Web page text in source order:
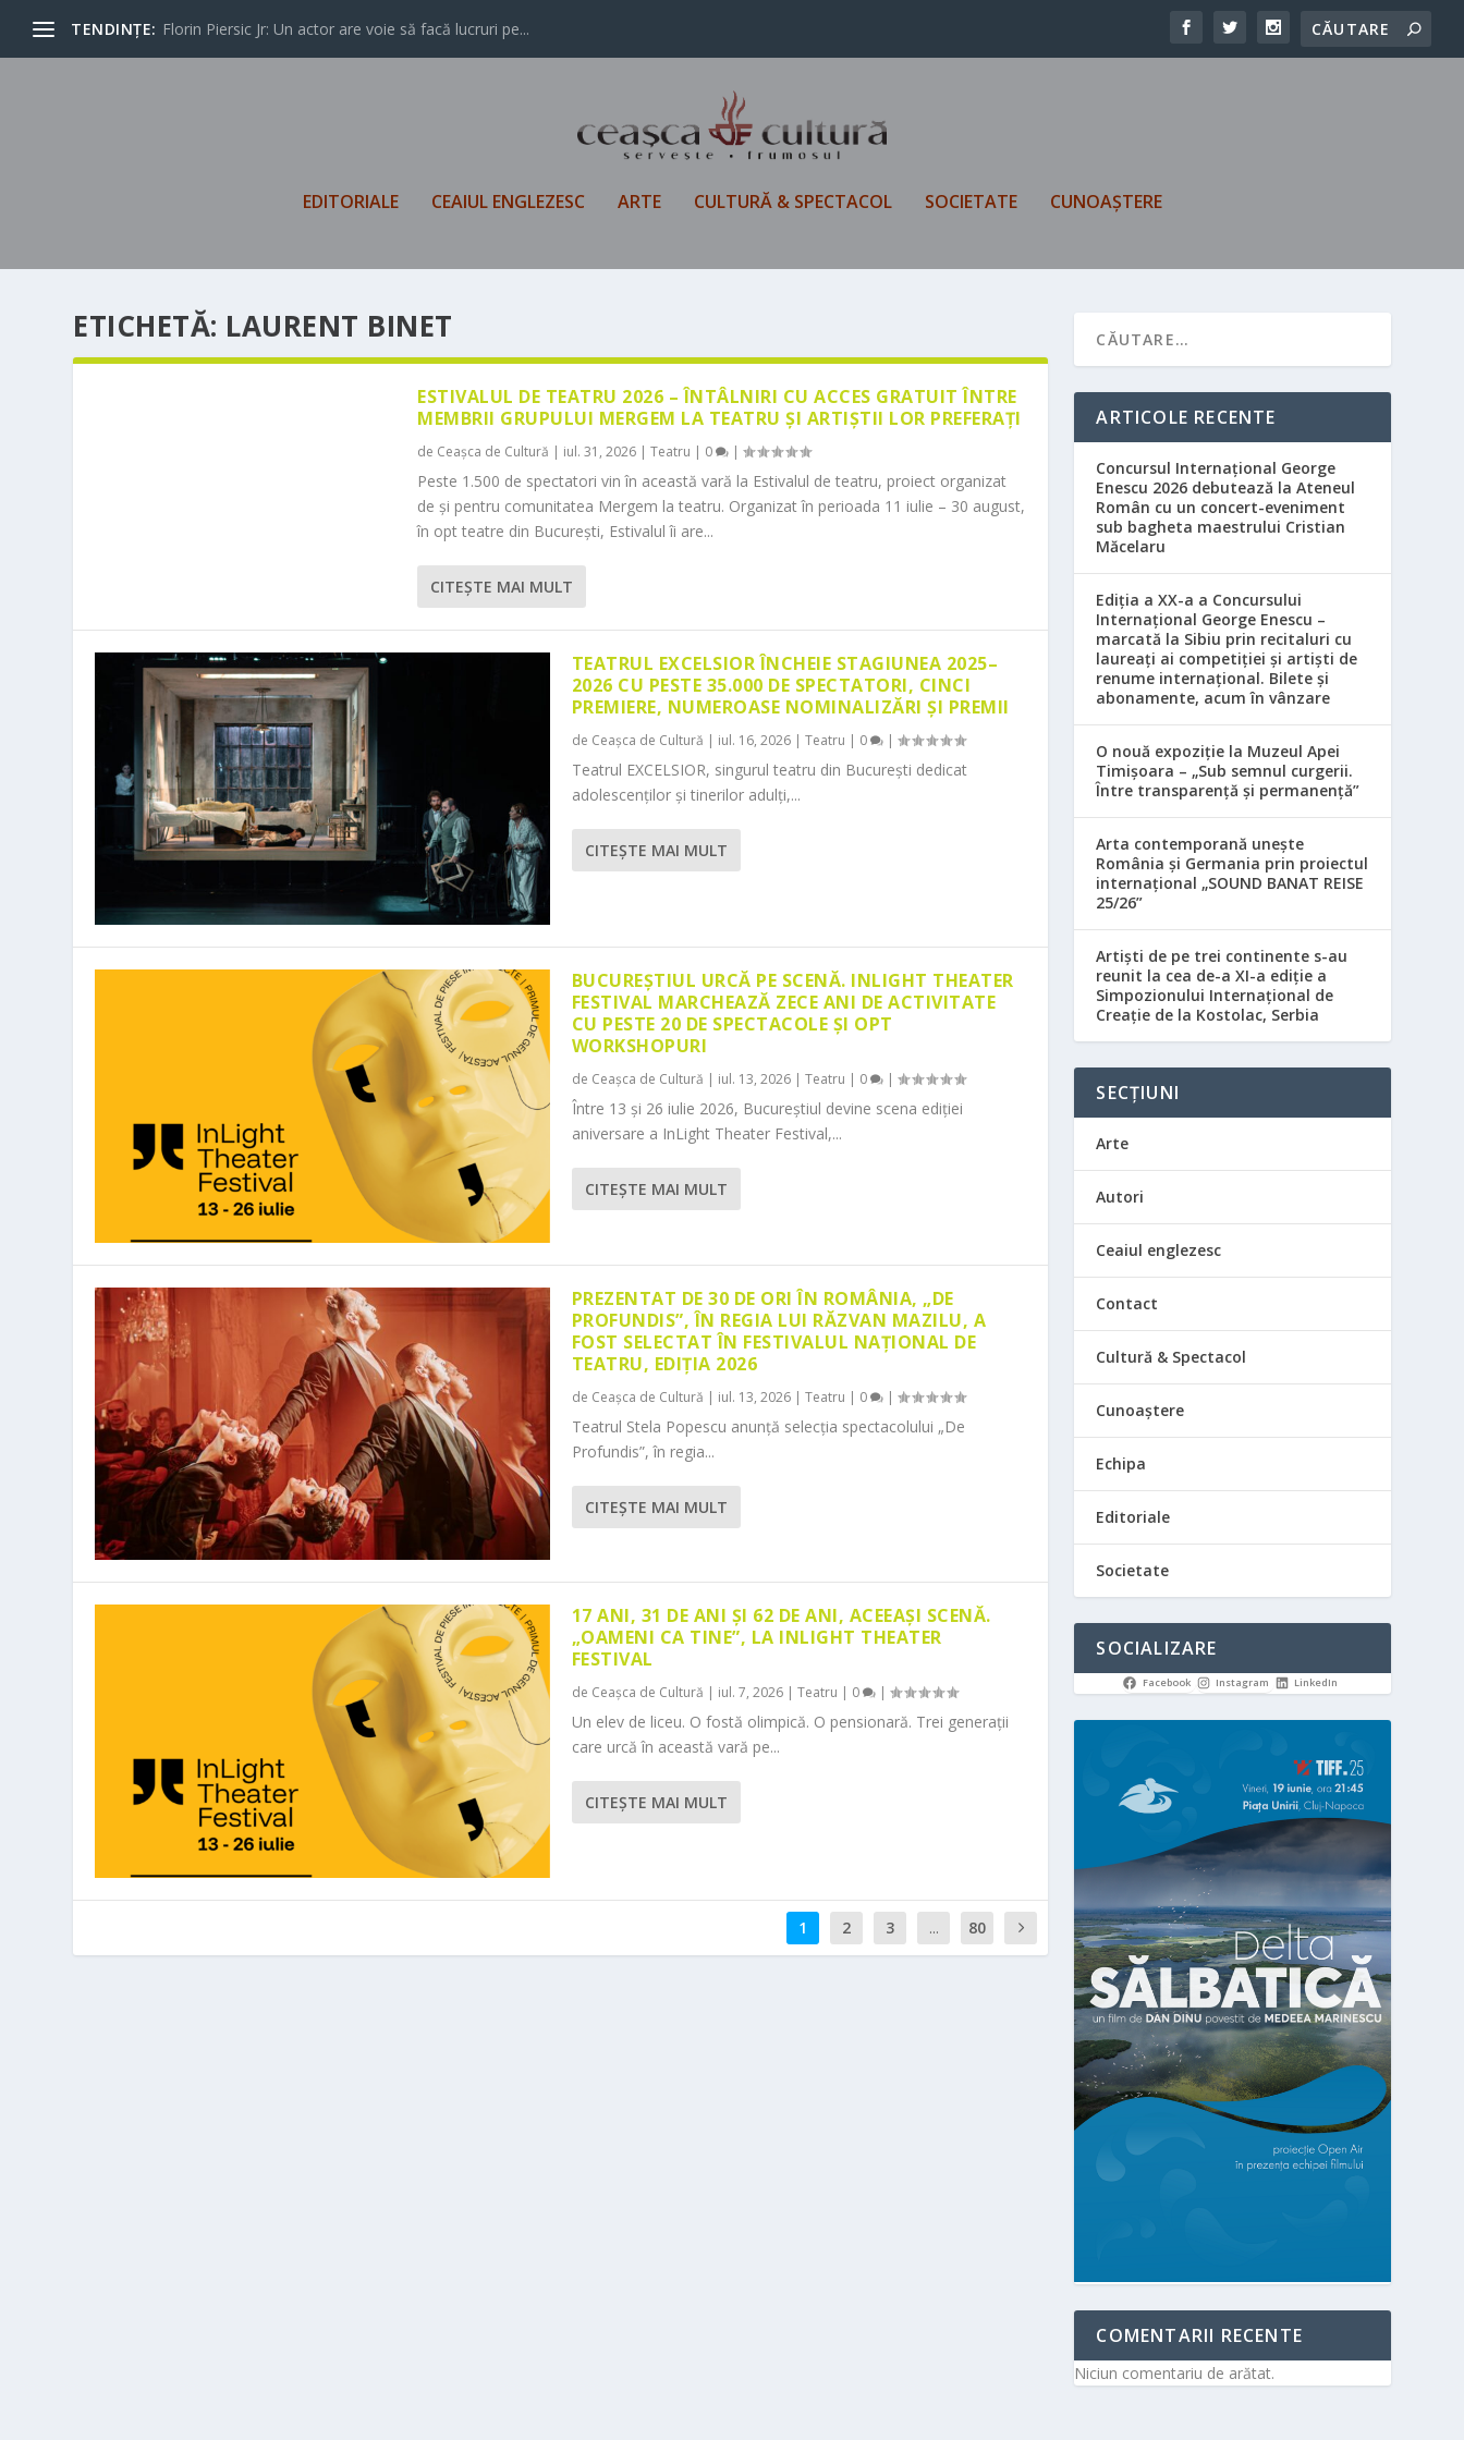
TENDINȚE: Florin Piersic Jr: Un actor are voie să facă lucruri pe...
EDITORIALE CEAIUL ENGLEZESC ARTE CULTURĂ & SPECTACOL SOCIETATE CUNOAȘTERE
ETICHETĂ: LAURENT BINET
ESTIVALUL DE TEATRU 2026 – ÎNTÂLNIRI CU ACCES GRATUIT ÎNTRE
MEMBRII GRUPULUI MERGEM LA TEATRU ȘI ARTIȘTII LOR PREFERAȚI
de Ceașca de Cultură | iul. 31, 2026 |Teatru | 0 |
Peste 1.500 de spectatori vin în această vară la Estivalul de teatru, proiect organizat
de și pentru comunitatea Mergem la teatru. Organizat în perioada 11 iulie – 30 august,
în opt teatre din București, Estivalul îi are...
CITEŞTE MAI MULT
TEATRUL EXCELSIOR ÎNCHEIE STAGIUNEA 2025–
2026 CU PESTE 35.000 DE SPECTATORI, CINCI
PREMIERE, NUMEROASE NOMINALIZĂRI ȘI PREMII
de Ceașca de Cultură | iul. 16, 2026| Teatru | 0 |
Teatrul EXCELSIOR, singurul teatru din București dedicat
adolescenților și tinerilor adulți,...
CITEŞTE MAI MULT
BUCUREȘTIUL URCĂ PE SCENĂ. INLIGHT THEATER
FESTIVAL MARCHEAZĂ ZECE ANI DE ACTIVITATE
CU PESTE 20 DE SPECTACOLE ȘI OPT
WORKSHOPURI
de Ceașca de Cultură | iul. 13, 2026| Teatru | 0 |
Între 13 și 26 iulie 2026, Bucureștiul devine scena ediției
aniversare a InLight Theater Festival,...
CITEŞTE MAI MULT
PREZENTAT DE 30 DE ORI ÎN ROMÂNIA, „DE
PROFUNDIS”, ÎN REGIA LUI RĂZVAN MAZILU, A
FOST SELECTAT ÎN FESTIVALUL NAȚIONAL DE
TEATRU, EDIȚIA 2026
de Ceașca de Cultură | iul. 13, 2026| Teatru | 0 |
Teatrul Stela Popescu anunță selecția spectacolului „De
Profundis”, în regia...
CITEŞTE MAI MULT
17 ANI, 31 DE ANI ȘI 62 DE ANI, ACEEAȘI SCENĂ.
„OAMENI CA TINE”, LA INLIGHT THEATER
FESTIVAL
de Ceașca de Cultură | iul. 7, 2026| Teatru | 0 |
Un elev de liceu. O fostă olimpică. O pensionară. Trei generații
care urcă în această vară pe...
CITEŞTE MAI MULT
1 2 3 ... 80
ARTICOLE RECENTE
Concursul Internațional George
Enescu 2026 debutează la Ateneul
Român cu un concert-eveniment
sub bagheta maestrului Cristian
Măcelaru
Ediția a XX-a a Concursului
Internațional George Enescu –
marcată la Sibiu prin recitaluri cu
laureați ai competiției și artiști de
renume internațional. Bilete și
abonamente, acum în vânzare
O nouă expoziție la Muzeul Apei
Timișoara – „Sub semnul curgerii.
Între transparență și permanență”
Arta contemporană unește
România și Germania prin proiectul
internațional „SOUND BANAT REISE
25/26”
Artiști de pe trei continente s-au
reunit la cea de-a XI-a ediție a
Simpozionului Internațional de
Creație de la Kostolac, Serbia
SECȚIUNI
Arte
Autori
Ceaiul englezesc
Contact
Cultură & Spectacol
Cunoaștere
Echipa
Editoriale
Societate
SOCIALIZARE
Facebook Instagram LinkedIn
COMENTARII RECENTE
Niciun comentariu de arătat.